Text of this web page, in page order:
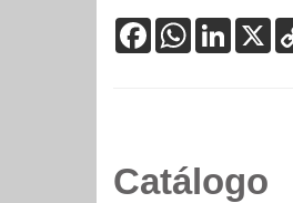
FacebookWhatsAppX
Catálogo